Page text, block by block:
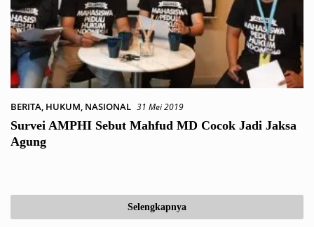
BERITA, HUKUM, NASIONAL 31 Mei 2019
Survei AMPHI Sebut Mahfud MD Cocok Jadi Jaksa
Agung
Selengkapnya